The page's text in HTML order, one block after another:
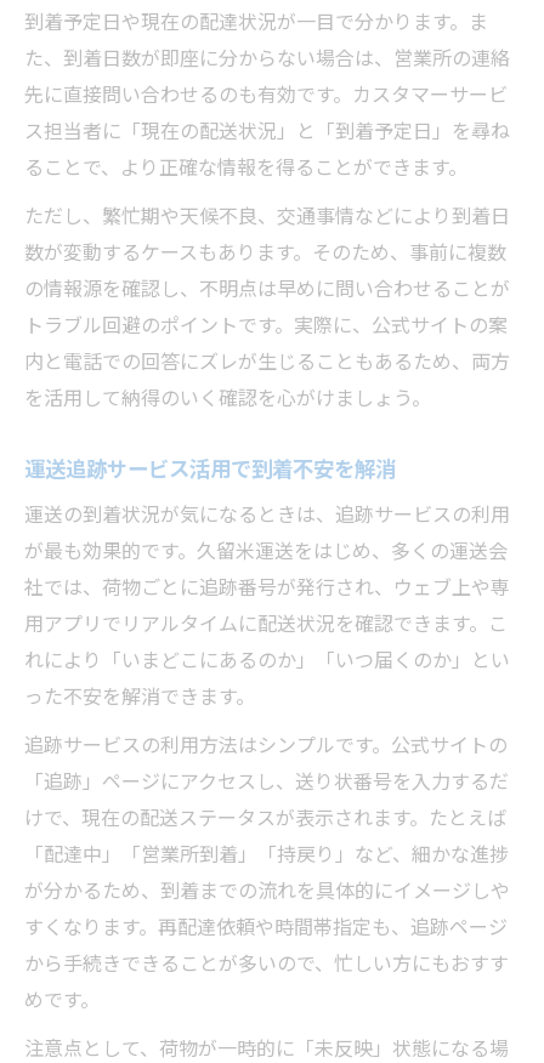
到着予定日や現在の配達状況が一目で分かります。ま
た、到着日数が即座に分からない場合は、営業所の連絡
先に直接問い合わせるのも有効です。カスタマーサービ
ス担当者に「現在の配送状況」と「到着予定日」を尋ね
ることで、より正確な情報を得ることができます。
ただし、繁忙期や天候不良、交通事情などにより到着日
数が変動するケースもあります。そのため、事前に複数
の情報源を確認し、不明点は早めに問い合わせることが
トラブル回避のポイントです。実際に、公式サイトの案
内と電話での回答にズレが生じることもあるため、両方
を活用して納得のいく確認を心がけましょう。
運送追跡サービス活用で到着不安を解消
運送の到着状況が気になるときは、追跡サービスの利用
が最も効果的です。久留米運送をはじめ、多くの運送会
社では、荷物ごとに追跡番号が発行され、ウェブ上や専
用アプリでリアルタイムに配送状況を確認できます。こ
れにより「いまどこにあるのか」「いつ届くのか」とい
った不安を解消できます。
追跡サービスの利用方法はシンプルです。公式サイトの
「追跡」ページにアクセスし、送り状番号を入力するだ
けで、現在の配送ステータスが表示されます。たとえば
「配達中」「営業所到着」「持戻り」など、細かな進捗
が分かるため、到着までの流れを具体的にイメージしや
すくなります。再配達依頼や時間帯指定も、追跡ページ
から手続きできることが多いので、忙しい方にもおすす
めです。
注意点として、荷物が一時的に「未反映」状態になる場